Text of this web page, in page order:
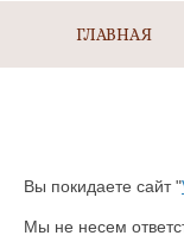
ГЛАВНАЯ
Вы покидаете сайт "
Мы не несем